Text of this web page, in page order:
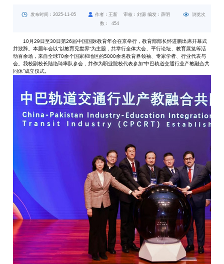
发布时间：2025-11-05 作者：王新 审核：刘源 编发：薛明
浏览次
数：
454
10月29日至30日第26届中国国际教育年会在京举行，教育部部长怀进鹏出席开幕式
并致辞。本届年会以“以教育见世界”为主题，共举行全体大会、平行论坛、教育展览等活
动百余场，来自全球70余个国家和地区的5000余名教育界领袖、专家学者、行业代表与
会。我校副校长陆艳琦率队参会，并作为职业院校代表参加“中巴轨道交通行业产教融合共
同体”成立仪式。